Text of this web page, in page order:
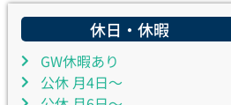
休日・休暇
GW休暇あり
公休 月4日～